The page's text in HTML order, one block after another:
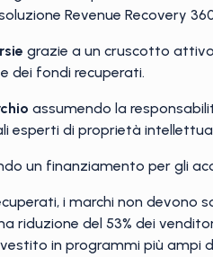
Revenue Recovery
grazie a un cruscotto attivo
dei fondi recuperati.
assumendo la
esperti di proprietà
un finanziamento per gli
i marchi non devono
riduzione del 53% dei
in programmi più ampi